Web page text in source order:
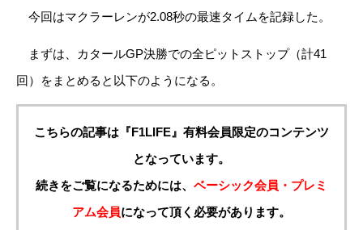
今回はマクラーレンが2.08秒の最速タイムを記録した。
まずは、カタールGP決勝での全ピットストップ（計41
回）をまとめると以下のようになる。
こちらの記事は『F1LIFE』有料会員限定のコンテンツ
となっています。
続きをご覧になるためには、 ベーシック会員・プレミ
アム会員になって頂く必要があります。